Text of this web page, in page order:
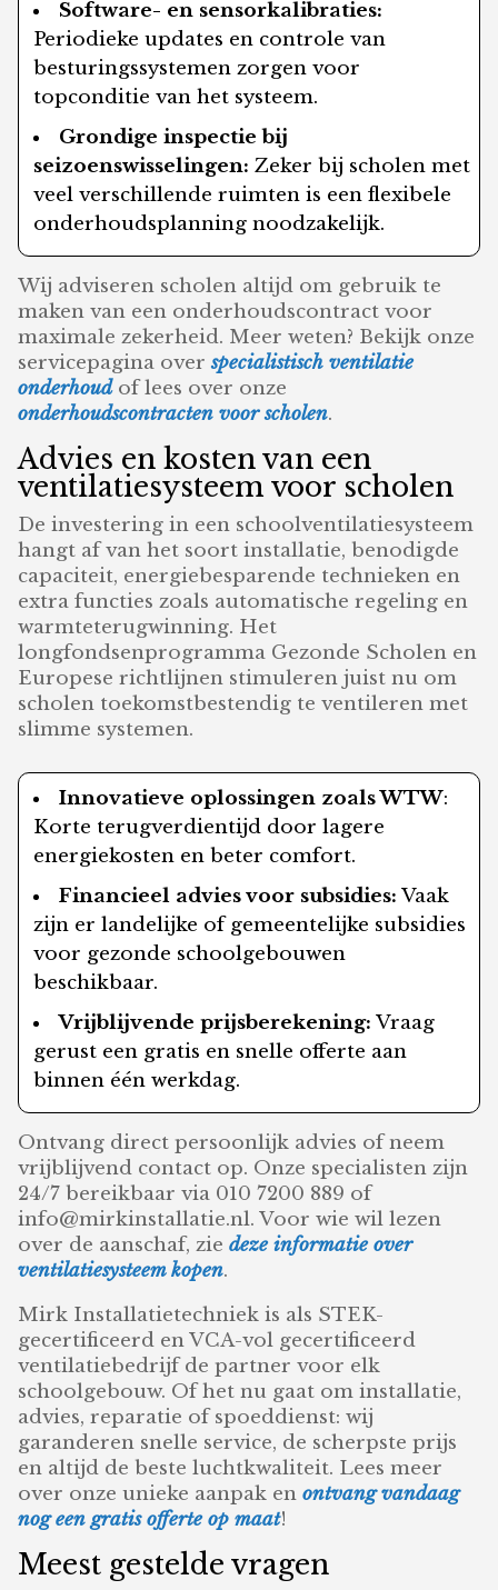
Software- en sensorkalibraties:
Periodieke updates en controle van
besturingssystemen zorgen voor
topconditie van het systeem.
Grondige inspectie bij
seizoenswisselingen: Zeker bij scholen met
veel verschillende ruimten is een flexibele
onderhoudsplanning noodzakelijk.
Wij adviseren scholen altijd om gebruik te
maken van een onderhoudscontract voor
maximale zekerheid. Meer weten? Bekijk onze
servicepagina overspecialistisch ventilatie
onderhoudof lees over onze
onderhoudscontracten voor scholen.
Advies en kosten van een
ventilatiesysteem voor scholen
De investering in een schoolventilatiesysteem
hangt af van het soort installatie, benodigde
capaciteit, energiebesparende technieken en
extra functies zoals automatische regeling en
warmteterugwinning. Het
longfondsenprogramma Gezonde Scholen en
Europese richtlijnen stimuleren juist nu om
scholen toekomstbestendig te ventileren met
slimme systemen.
Innovatieve oplossingen zoals WTW:
Korte terugverdientijd door lagere
energiekosten en beter comfort.
Financieel advies voor subsidies: Vaak
zijn er landelijke of gemeentelijke subsidies
voor gezonde schoolgebouwen
beschikbaar.
Vrijblijvende prijsberekening: Vraag
gerust een gratis en snelle offerte aan
binnen één werkdag.
Ontvang direct persoonlijk advies of neem
vrijblijvend contact op. Onze specialisten zijn
24/7 bereikbaar via 010 7200 889 of
info@mirkinstallatie.nl. Voor wie wil lezen
over de aanschaf, ziedeze informatie over
ventilatiesysteem kopen.
Mirk Installatietechniek is als STEK-
gecertificeerd en VCA-vol gecertificeerd
ventilatiebedrijf de partner voor elk
schoolgebouw. Of het nu gaat om installatie,
advies, reparatie of spoeddienst: wij
garanderen snelle service, de scherpste prijs
en altijd de beste luchtkwaliteit. Lees meer
over onze unieke aanpak enontvang vandaag
nog een gratis offerte op maat!
Meest gestelde vragen